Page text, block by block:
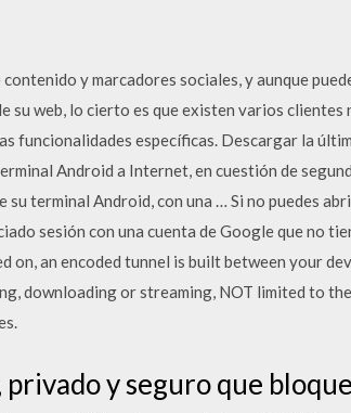
y marcadores sociales, y aunque
su web, lo cierto es que existen varios clientes
funcionalidades específicas. Descargar la
Android a Internet, en cuestión de
terminal Android, con una … Si no puedes
sesión con una cuenta de Google que no
on, an encoded tunnel is built between your
downloading or streaming, NOT limited to
y seguro que